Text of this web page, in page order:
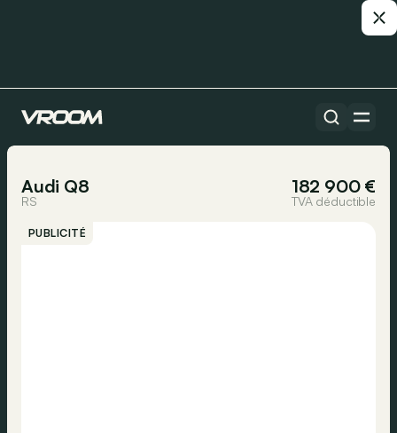
Toutes les voitures
Audi Q8 182 900 €
RS TVA déductible
PUBLICITÉ